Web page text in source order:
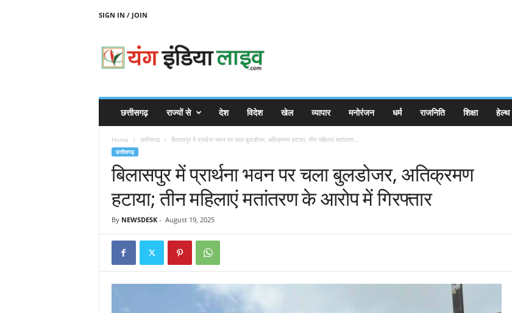
SIGN IN / JOIN
N
छत्तीसगढ़ राज्यों से देश विदेश खेल व्यापार मनोरंजन धर्म राजनिति शिक्षा हेल्थ
Home छत्तीसगढ़ बिलासपुर में प्रार्थना भवन पर चला बुलडोजर, अतिक्रमण हटाया; तीन महिलाएं मतांतरण...
छत्तीसगढ़
बिलासपुर में प्रार्थना भवन पर चला बुलडोजर, अतिक्रमण
हटाया; तीन महिलाएं मतांतरण के आरोप में गिरफ्तार
By NEWSDESK- August 19, 2025